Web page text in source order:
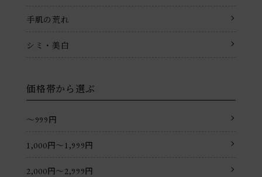
手肌の荒れ
シミ・美白
価格帯から選ぶ
〜999円
1,000円〜1,999円
2,000円〜2,999円